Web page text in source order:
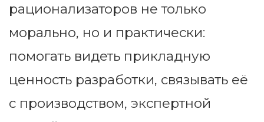
рационализаторов не только
морально, но и практически:
помогать видеть прикладную
ценность разработки, связывать её
с производством, экспертной